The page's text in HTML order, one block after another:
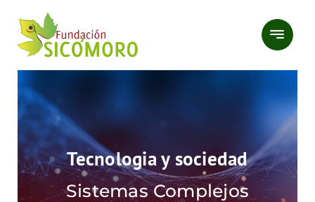
contenido
Tecnologia y sociedad
Sistemas Complejos